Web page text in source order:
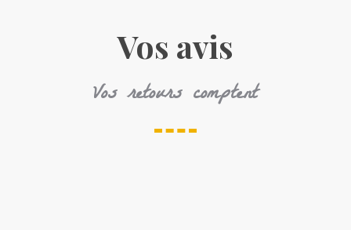
Vos avis
Vos retours comptent